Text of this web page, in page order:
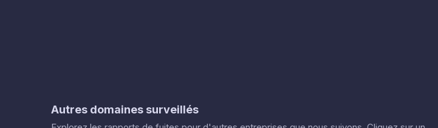
Autres domaines surveillés